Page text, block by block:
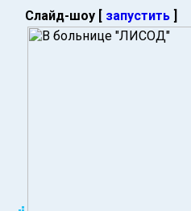
Слайд-шоу [ запустить ]